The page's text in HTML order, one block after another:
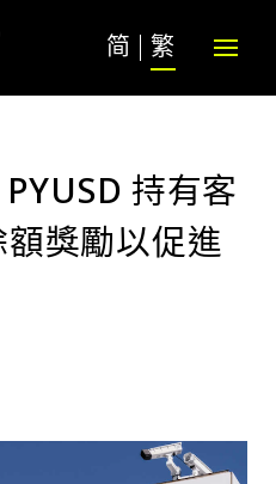
简 繁
持有客
獎勵以促進